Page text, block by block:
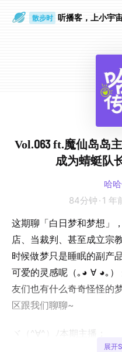
散步时 听播客，上小宇
Vol.063 ft.魔仙岛岛
成为蜻蜓队
哈
84分钟 · 1 年
这期聊「白日梦和梦想」
店、当裁判、甚至成立宗
时候做梦只是睡眠的副产
可爱的灵感呢（｡◕ ∀ ◕｡
友们也有什么奇奇怪怪的
区跟我们聊聊~
ヾ（^∀^）ﾉ本期主播：
展开